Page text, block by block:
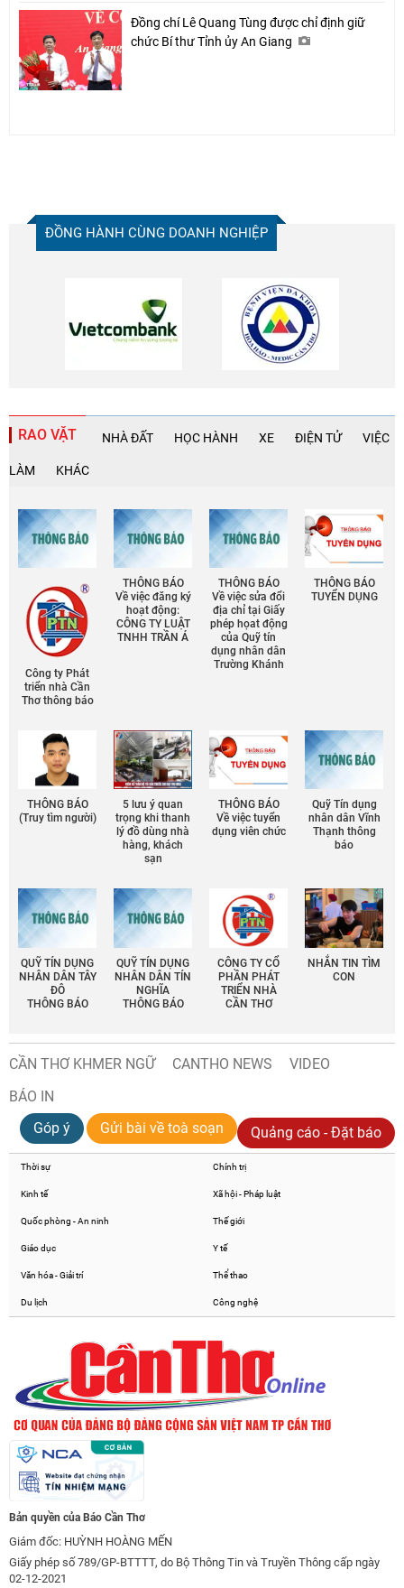
Đồng chí Lê Quang Tùng được chỉ định giữ
chức Bí thư Tỉnh ủy An Giang
ĐỒNG HÀNH CÙNG DOANH NGHIỆP
RAO VẶT NHÀ ĐẤT HỌC HÀNH XE ĐIỆN TỬ VIỆC
LÀM KHÁC
Công ty Phát
triển nhà Cần
Thơ thông báo
THÔNG BÁO
Về việc đăng ký
hoạt động:
CÔNG TY LUẬT
TNHH TRẦN Á
THÔNG BÁO
Về việc sửa đổi
địa chỉ tại Giấy
phép họat động
của Quỹ tín
dụng nhân dân
Trường Khánh
THÔNG BÁO
TUYỂN DỤNG
THÔNG BÁO
(Truy tìm người)
5 lưu ý quan
trọng khi thanh
lý đồ dùng nhà
hàng, khách
sạn
THÔNG BÁO
Về việc tuyển
dụng viên chức
Quỹ Tín dụng
nhân dân Vĩnh
Thạnh thông
báo
QUỸ TÍN DỤNG
NHÂN DÂN TÂY
ĐÔ
THÔNG BÁO
QUỸ TÍN DỤNG
NHÂN DÂN TÍN
NGHĨA
THÔNG BÁO
CÔNG TY CỔ
PHẦN PHÁT
TRIỂN NHÀ
CẦN THƠ
NHẮN TIN TÌM
CON
CẦN THƠ KHMER NGỮ CANTHO NEWS
VIDEO
BÁO IN
Góp ý
Gửi bài về toà soạn Quảng cáo - Đặt báo
Thời sự Chính trị
Kinh tế Xã hội - Pháp luật
Quốc phòng - An ninh Thế giới
Giáo dục Y tế
Văn hóa - Giải trí Thể thao
Du lịch Công nghệ
Bản quyền của Báo Cần Thơ
Giám đốc: HUỲNH HOÀNG MẾN
Giấy phép số 789/GP-BTTTT, do Bộ Thông Tin và Truyền Thông cấp ngày
02-12-2021